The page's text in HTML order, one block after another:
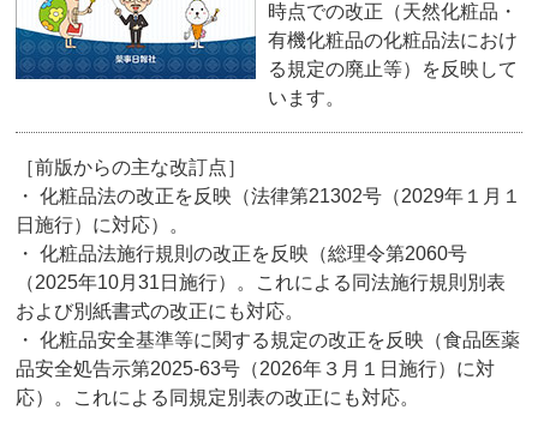
時点での改正（天然化粧品・
有機化粧品の化粧品法におけ
る規定の廃止等）を反映して
います。
［前版からの主な改訂点］
・ 化粧品法の改正を反映（法律第21302号（2029年１月１
日施行）に対応）。
・ 化粧品法施行規則の改正を反映（総理令第2060号
（2025年10月31日施行）。これによる同法施行規則別表
および別紙書式の改正にも対応。
・ 化粧品安全基準等に関する規定の改正を反映（食品医薬
品安全処告示第2025-63号（2026年３月１日施行）に対
応）。これによる同規定別表の改正にも対応。